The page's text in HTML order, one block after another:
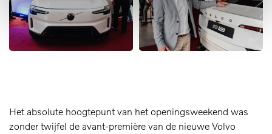
Het absolute hoogtepunt van het openingsweekend was
zonder twijfel de avant‑première van de nieuwe Volvo